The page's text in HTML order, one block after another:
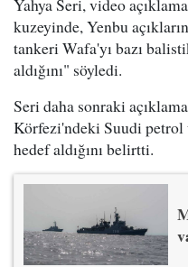
Yahya Seri, video
kuzeyinde, Yenbu
tankeri Wafa'yı bazı
aldığını" söyledi.
Seri daha sonraki
Körfezi'ndeki Suudi
hedef aldığını belirtti.